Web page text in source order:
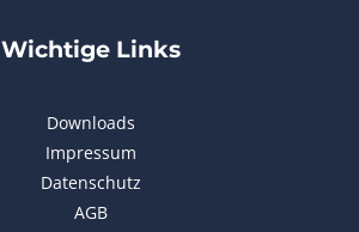
Wichtige Links
Downloads
Impressum
Datenschutz
AGB